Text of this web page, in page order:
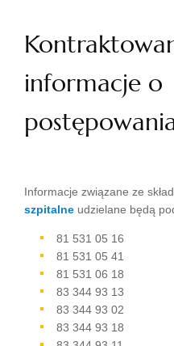
informacje o
Informacje związane ze
szpitalne udzielane będą
81 531 05 16
81 531 05 41
81 531 06 18
83 344 93 13
83 344 93 02
83 344 93 18